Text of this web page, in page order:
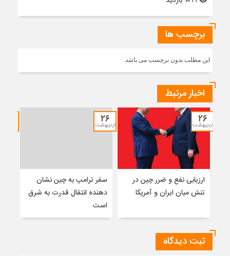
برچسب ها
این مطلب بدون برچسب می باشد.
اخبار مرتبط
۲۶
اردیبهشت
ارزیابی نفع و ضرر چین در
تنش میان ایران و آمریکا
۲۶
اردیبهشت
سفر ترامپ به چین نشان
دهنده انتقال قدرت به شرق
است
ثبت دیدگاه